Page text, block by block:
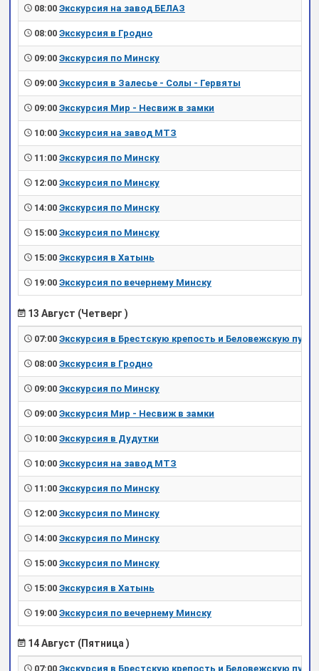
08:00 Экскурсия на завод БЕЛАЗ
08:00 Экскурсия в Гродно
09:00 Экскурсия по Минску
09:00 Экскурсия в Залесье - Солы - Гервяты
09:00 Экскурсия Мир - Несвиж в замки
10:00 Экскурсия на завод МТЗ
11:00 Экскурсия по Минску
12:00 Экскурсия по Минску
14:00 Экскурсия по Минску
15:00 Экскурсия по Минску
15:00 Экскурсия в Хатынь
19:00 Экскурсия по вечернему Минску
13 Август (Четверг )
07:00 Экскурсия в Брестскую крепость и Беловежскую пущу
08:00 Экскурсия в Гродно
09:00 Экскурсия по Минску
09:00 Экскурсия Мир - Несвиж в замки
10:00 Экскурсия в Дудутки
10:00 Экскурсия на завод МТЗ
11:00 Экскурсия по Минску
12:00 Экскурсия по Минску
14:00 Экскурсия по Минску
15:00 Экскурсия по Минску
15:00 Экскурсия в Хатынь
19:00 Экскурсия по вечернему Минску
14 Август (Пятница )
07:00 Экскурсия в Брестскую крепость и Беловежскую пущу